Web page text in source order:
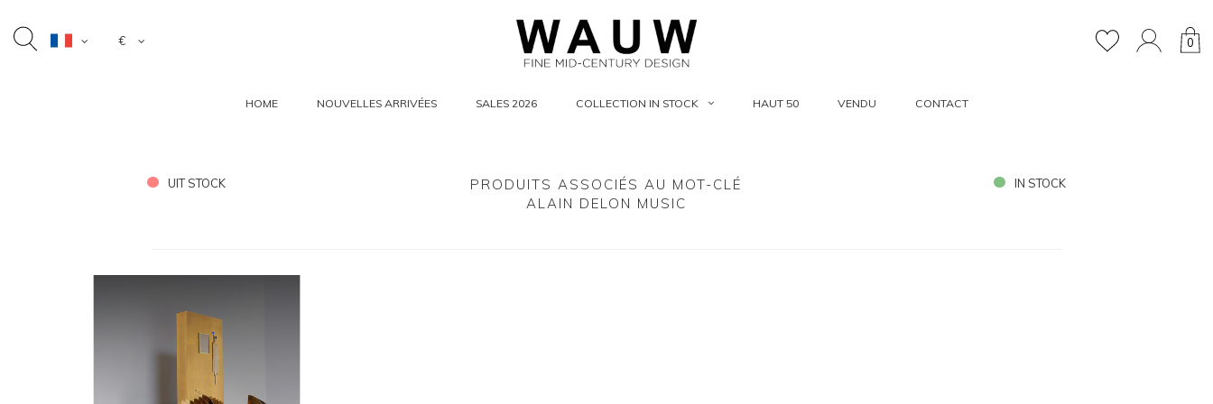
€ 0
HOME NOUVELLES ARRIVÉES SALES 2026 COLLECTION IN STOCK HAUT 50 VENDU CONTACT
UIT STOCK
PRODUITS ASSOCIÉS AU MOT-CLÉ
ALAIN DELON MUSIC
IN STOCK